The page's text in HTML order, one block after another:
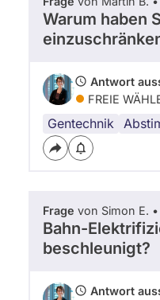
Warum haben
Antwort
FREIE
Gentechnik
Frage von Simon E.
Bahn-
beschleunigt?
Antwort